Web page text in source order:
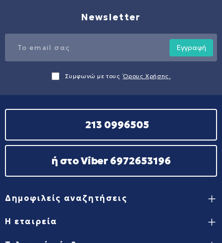
Newsletter
Εγγραφή
Συμφωνώ με τους Όρους Χρήσης.
213 0996505
ή στο Viber 6972653196
Δημοφιλείς αναζητήσεις
Η εταιρεία